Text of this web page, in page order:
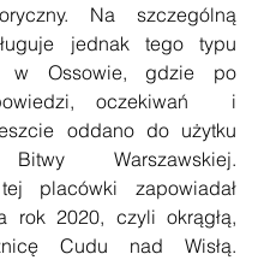
Na szczególną
jednak tego typu
w Ossowie, gdzie po
oczekiwań  i
oddano do użytku
Warszawskiej.
placówki zapowiadał
rok 2020, czyli okrągłą,
Cudu nad Wisłą.